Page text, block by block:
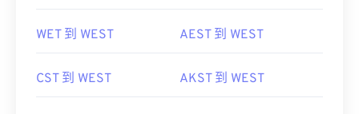
WET 到 WEST AEST 到 WEST
CST 到 WEST AKST 到 WEST